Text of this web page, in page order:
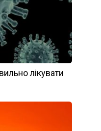
лікувати